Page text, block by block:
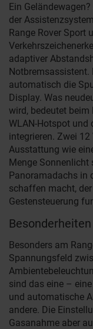
Ein
der
Range Rover Sport
adaptiver
Notbremsassistent.
automatisch die
Display. Was
wird, bedeutet beim
WLAN-Hotspot und
integrieren. Zwei
Ausstattung wie
Menge
Panoramadachs in
schaffen macht,
Gestensteuerung
Besonders am
Spannungsfeld
sind das eine –
und automatische
andere. Die
Gasanahme aber